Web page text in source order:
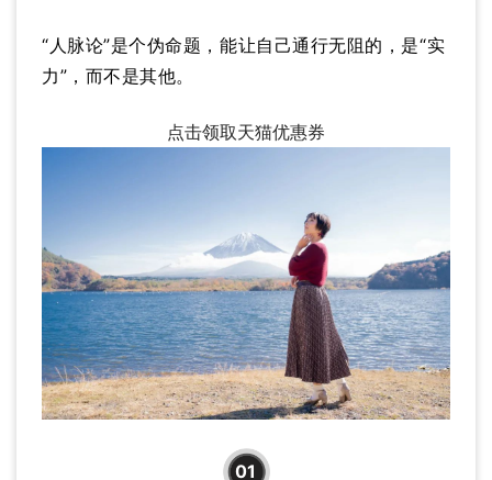
“人脉论”是个伪命题，能让自己通行无阻的，是“实
力”，而不是其他。
点击领取天猫优惠券
01